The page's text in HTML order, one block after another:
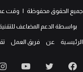
بواسطة الدعم المضاعف
الرئيسية عن فريق العمل